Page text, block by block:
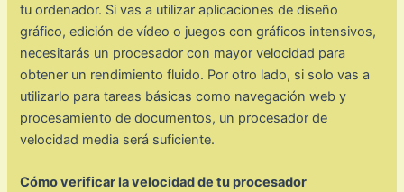
tu ordenador. Si vas a utilizar aplicaciones de diseño
gráfico, edición de vídeo o juegos con gráficos intensivos,
necesitarás un procesador con mayor velocidad para
obtener un rendimiento fluido. Por otro lado, si solo vas a
utilizarlo para tareas básicas como navegación web y
procesamiento de documentos, un procesador de
velocidad media será suficiente.
Cómo verificar la velocidad de tu procesador